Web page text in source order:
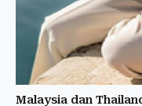
Malaysia dan